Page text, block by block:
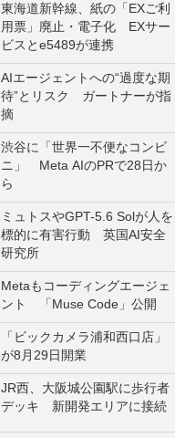
東海道新幹線、紙の「EXご利
用票」廃止・電子化 EXサー
ビスとe5489が連携
AIエージェントへの“過度な期
待”とリスク ガートナーが指
摘
渋谷に「世界一不便なコンビ
ニ」 Meta AIのPRで28日か
ら
ミュトスやGPT-5.6 Solが人を
標的に有害行動 英国AI安全
研究所
Metaもコーディングエージェ
ント 「Muse Code」公開
「ビックカメラ浦和西口店」
が8月29日開業
JR西、大阪城公園駅に歩行者
デッキ 新開発エリアに接続